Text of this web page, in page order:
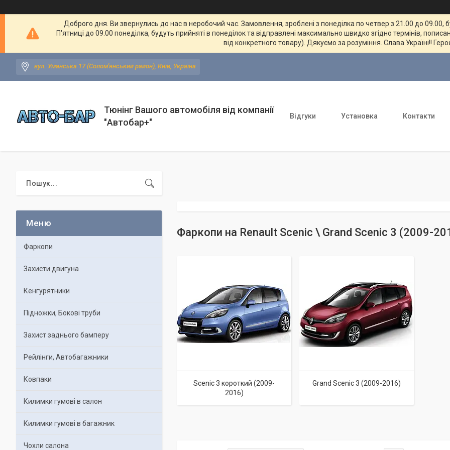
Доброго дня. Ви звернулись до нас в неробочий час. Замовлення, зроблені з понеділка по четвер з 21.00 до 09.00,
П'ятниці до 09.00 понеділка, будуть прийняті в понеділок та відправлені максимально швидко згідно термінів,
від конкретного товару). Дякуємо за розуміння. Слава Україні!!
вул. Уманська 17 (Солом'янський район), Київ, Україна
Тюнінг Вашого автомобіля від компанії
"Автобар+"
Відгуки Установка Контакти
Фаркопи на Renault Scenic \ Grand Scenic 3 (2009-
Scenic 3 короткий (2009-
2016)
Grand Scenic 3 (2009-2016)
Фаркопи
Захисти двигуна
Кенгурятники
Підножки, Бокові труби
Захист заднього бамперу
Рейлінги, Автобагажники
Ковпаки
Килимки гумові в салон
Килимки гумові в багажник
Чохли салона